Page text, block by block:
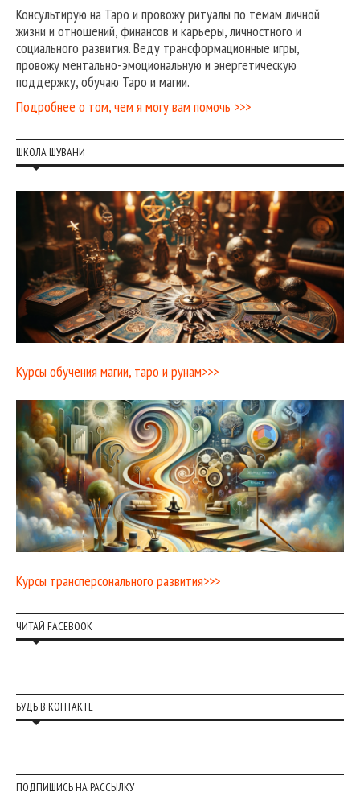
Консультирую на Таро и провожу ритуалы по темам личной
жизни и отношений, финансов и карьеры, личностного и
социального развития. Веду трансформационные игры,
провожу ментально-эмоциональную и энергетическую
поддержку, обучаю Таро и магии.
Подробнее о том, чем я могу вам помочь >>>
ШКОЛА ШУВАНИ
Курсы обучения магии, таро и рунам>>>
Курсы трансперсонального развития>>>
ЧИТАЙ FACEBOOK
БУДЬ В КОНТАКТЕ
ПОДПИШИСЬ НА РАССЫЛКУ